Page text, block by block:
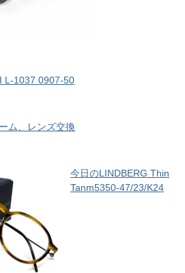
L-1037 0907-50
ム、レンズ交換
今日のLINDBERG Thin
Tanm5350-47/23/K24